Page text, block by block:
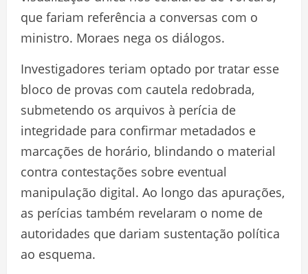
que fariam referência a conversas com o
ministro. Moraes nega os diálogos.
Investigadores teriam optado por tratar esse
bloco de provas com cautela redobrada,
submetendo os arquivos à perícia de
integridade para confirmar metadados e
marcações de horário, blindando o material
contra contestações sobre eventual
manipulação digital. Ao longo das apurações,
as perícias também revelaram o nome de
autoridades que dariam sustentação política
ao esquema.